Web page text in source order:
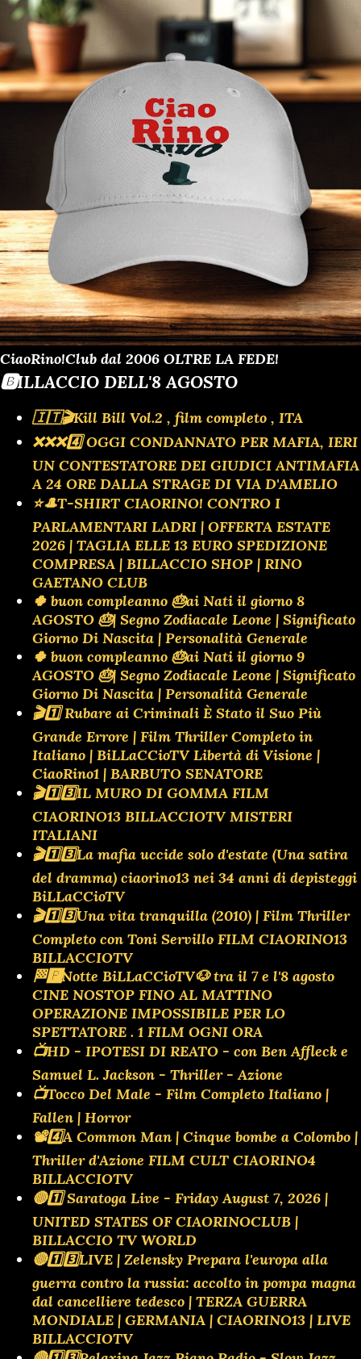
CiaoRino!Club dal 2006 OLTRE LA FEDE!
🅱️ILLACCIO DELL'8 AGOSTO
🇮🇹🎬Kill Bill Vol.2 , film completo , ITA
❌️❌️❌️4️⃣ OGGI CONDANNATO PER MAFIA, IERI
UN CONTESTATORE DEI GIUDICI ANTIMAFIA
A 24 ORE DALLA STRAGE DI VIA D'AMELIO
⭐🎩T-SHIRT CIAORINO! CONTRO I
PARLAMENTARI LADRI | OFFERTA ESTATE
2026 | TAGLIA ELLE 13 EURO SPEDIZIONE
COMPRESA | BILLACCIO SHOP | RINO
GAETANO CLUB
🍀 buon compleanno 🎂ai Nati il giorno 8
AGOSTO 🎂| Segno Zodiacale Leone | Significato
Giorno Di Nascita | Personalità Generale
🍀 buon compleanno 🎂ai Nati il giorno 9
AGOSTO 🎂| Segno Zodiacale Leone | Significato
Giorno Di Nascita | Personalità Generale
🎬1️⃣ Rubare ai Criminali È Stato il Suo Più
Grande Errore | Film Thriller Completo in
Italiano | BiLLaCCioTV Libertà di Visione |
CiaoRino1 | BARBUTO SENATORE
🎬1️⃣3️⃣IL MURO DI GOMMA FILM
CIAORINO13 BILLACCIOTV MISTERI
ITALIANI
🎬1️⃣3️⃣La mafia uccide solo d'estate (Una satira
del dramma) ciaorino13 nei 34 anni di depisteggi
BiLLaCCioTV
🎬1️⃣3️⃣Una vita tranquilla (2010) | Film Thriller
Completo con Toni Servillo FILM CIAORINO13
BILLACCIOTV
🏁🅿️Notte BiLLaCCioTV🐶 tra il 7 e l'8 agosto
CINE NOSTOP FINO AL MATTINO
OPERAZIONE IMPOSSIBILE PER LO
SPETTATORE . 1 FILM OGNI ORA
📺HD - IPOTESI DI REATO - con Ben Affleck e
Samuel L. Jackson - Thriller - Azione
📺Tocco Del Male - Film Completo Italiano |
Fallen | Horror
📽️4️⃣A Common Man | Cinque bombe a Colombo |
Thriller d'Azione FILM CULT CIAORINO4
BILLACCIOTV
🔴1️⃣ Saratoga Live - Friday August 7, 2026 |
UNITED STATES OF CIAORINOCLUB |
BILLACCIO TV WORLD
🔴1️⃣3️⃣LIVE | Zelensky Prepara l'europa alla
guerra contro la russia: accolto in pompa magna
dal cancelliere tedesco | TERZA GUERRA
MONDIALE | GERMANIA | CIAORINO13 | LIVE
BILLACCIOTV